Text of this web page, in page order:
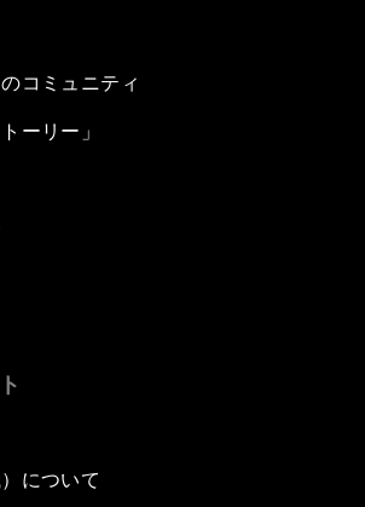
コミュニティ
ーリー」
について